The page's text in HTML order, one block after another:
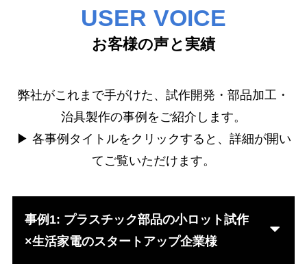
USER VOICE
お客様の声と実績
弊社がこれまで手がけた、試作開発・部品加工・
治具製作の事例をご紹介します。
▶ 各事例タイトルをクリックすると、詳細が開い
てご覧いただけます。
事例1: プラスチック部品の小ロット試作
×生活家電のスタートアップ企業様